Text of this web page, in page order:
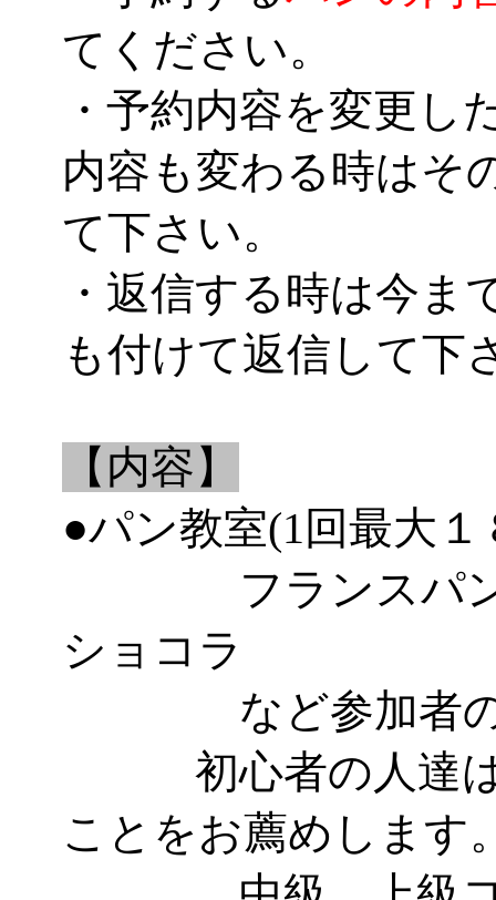
てください。
・予約内容を変更し
内容も変わる時はそ
て下さい。
・返信する時は今
も付けて返信して下
【内容】
●パン教室(1回最大１
フランスパン、
ショコラ
など参加者のレ
初心者の人達は
ことをお薦めします